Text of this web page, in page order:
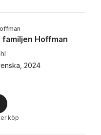
Hoffman
2024
Totalt antal röster:
köp